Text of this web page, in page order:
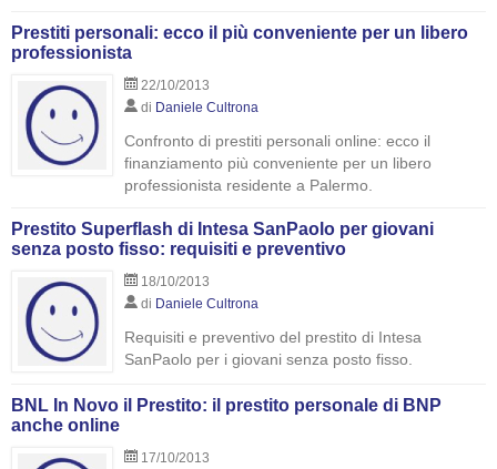
Prestiti personali: ecco il più conveniente per un libero
professionista
22/10/2013
di Daniele Cultrona
Confronto di prestiti personali online: ecco il
finanziamento più conveniente per un libero
professionista residente a Palermo.
Prestito Superflash di Intesa SanPaolo per giovani
senza posto fisso: requisiti e preventivo
18/10/2013
di Daniele Cultrona
Requisiti e preventivo del prestito di Intesa
SanPaolo per i giovani senza posto fisso.
BNL In Novo il Prestito: il prestito personale di BNP
anche online
17/10/2013